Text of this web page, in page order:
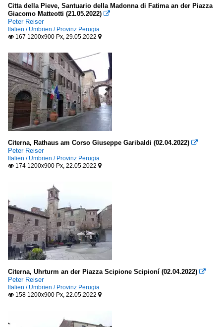
Citta della Pieve, Santuario della Madonna di Fatima an der Piazza
Giacomo Matteotti (21.05.2022) 
Peter Reiser
Italien / Umbrien / Provinz Perugia
 167 1200x900 Px, 29.05.2022 
Citerna, Rathaus am Corso Giuseppe Garibaldi (02.04.2022) 
Peter Reiser
Italien / Umbrien / Provinz Perugia
 174 1200x900 Px, 22.05.2022 
Citerna, Uhrturm an der Piazza Scipione Scipioní (02.04.2022) 
Peter Reiser
Italien / Umbrien / Provinz Perugia
 158 1200x900 Px, 22.05.2022 